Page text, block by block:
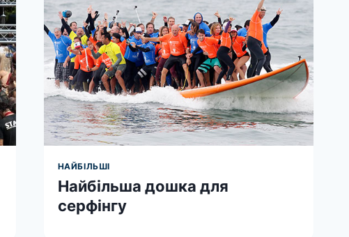
НАЙБІЛЬШІ
Найбільша дошка для
серфінгу